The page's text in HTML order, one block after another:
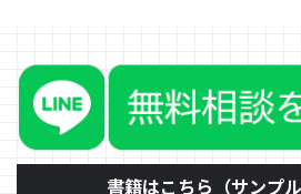
とがあるかもしれない、と「悲観
的」に計画をします。 そして、
最後、やると決めたのなら、うま
しま
の人
す ...
書籍はこちら（サンプル